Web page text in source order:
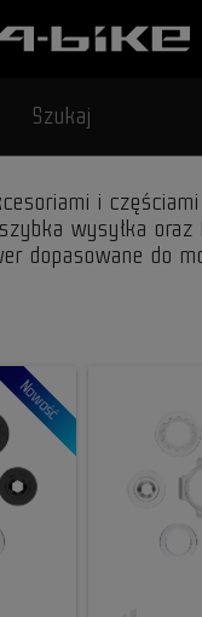
Szukaj
i
wysyłka oraz
dopasowane do
Nowość